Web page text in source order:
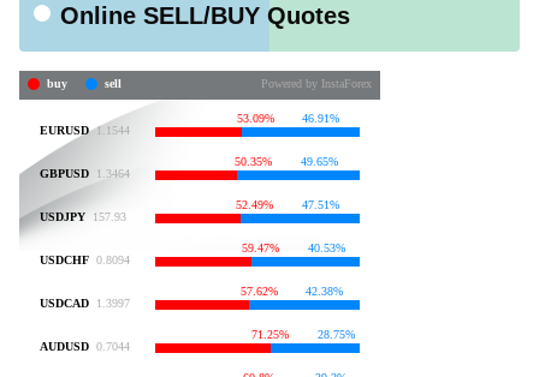
Online SELL/BUY Quotes